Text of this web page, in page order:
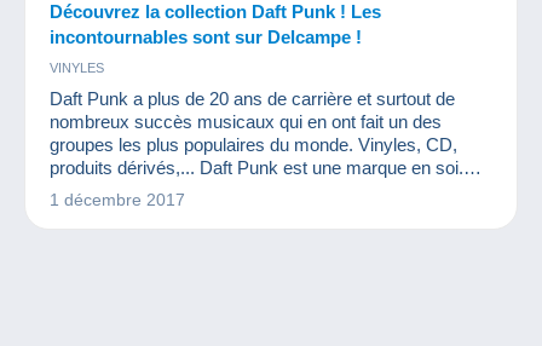
Découvrez la collection Daft Punk ! Les
incontournables sont sur Delcampe !
VINYLES
Daft Punk a plus de 20 ans de carrière et surtout de
nombreux succès musicaux qui en ont fait un des
groupes les plus populaires du monde. Vinyles, CD,
produits dérivés,... Daft Punk est une marque en soi.
Une collection Daft Punk… Quelle bonne idée !
1 décembre 2017